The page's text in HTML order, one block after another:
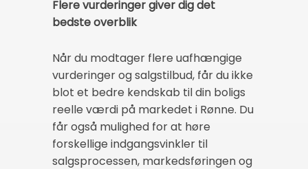
Flere vurderinger giver dig det
bedste overblik
Når du modtager flere uafhængige
vurderinger og salgstilbud, får du ikke
blot et bedre kendskab til din boligs
reelle værdi på markedet i Rønne. Du
får også mulighed for at høre
forskellige indgangsvinkler til
salgsprocessen, markedsføringen og